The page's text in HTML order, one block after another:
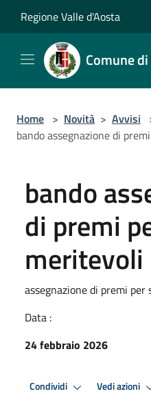
Regione Valle d'Aosta
Comune
Home > Novità > Avvisi
bando assegnazione di
bando
di premi
meritevoli
assegnazione di premi
Data :
24 febbraio 2026
Condividi Vedi azioni